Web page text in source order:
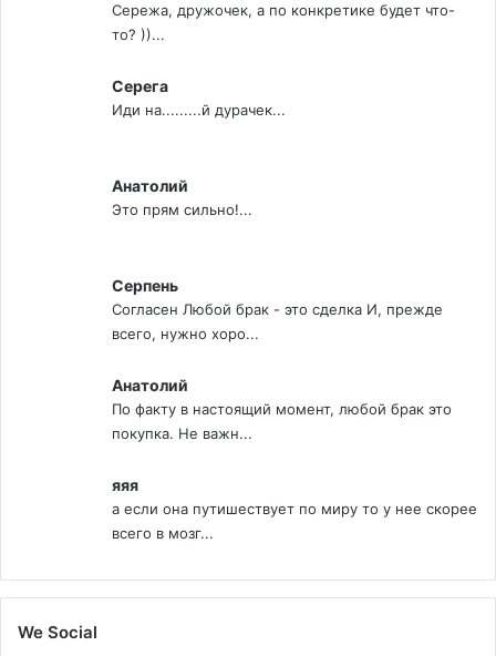
Сережа, дружочек, а по конкретике будет что-
то? ))...
Серега
Иди на.........й дурачек...
Анатолий
Это прям сильно!...
Серпень
Согласен Любой брак - это сделка И, прежде
всего, нужно хоро...
Анатолий
По факту в настоящий момент, любой брак это
покупка. Не важн...
яяя
а если она путишествует по миру то у нее скорее
всего в мозг...
We Social